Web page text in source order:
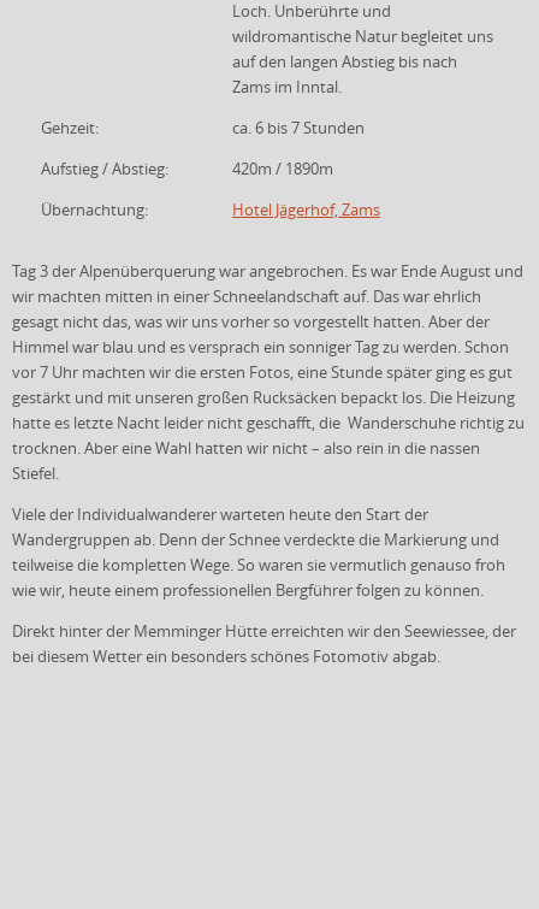
Loch. Unberührte und
wildromantische Natur begleitet uns
auf den langen Abstieg bis nach
Zams im Inntal.
Gehzeit:
ca. 6 bis 7 Stunden
Aufstieg / Abstieg:
420m / 1890m
Übernachtung:
Hotel Jägerhof, Zams
Tag 3 der Alpenüberquerung war angebrochen. Es war Ende August und
wir machten mitten in einer Schneelandschaft auf. Das war ehrlich
gesagt nicht das, was wir uns vorher so vorgestellt hatten. Aber der
Himmel war blau und es versprach ein sonniger Tag zu werden. Schon
vor 7 Uhr machten wir die ersten Fotos, eine Stunde später ging es gut
gestärkt und mit unseren großen Rucksäcken bepackt los. Die Heizung
hatte es letzte Nacht leider nicht geschafft, die Wanderschuhe richtig zu
trocknen. Aber eine Wahl hatten wir nicht – also rein in die nassen
Stiefel.
Viele der Individualwanderer warteten heute den Start der
Wandergruppen ab. Denn der Schnee verdeckte die Markierung und
teilweise die kompletten Wege. So waren sie vermutlich genauso froh
wie wir, heute einem professionellen Bergführer folgen zu können.
Direkt hinter der Memminger Hütte erreichten wir den Seewiessee, der
bei diesem Wetter ein besonders schönes Fotomotiv abgab.